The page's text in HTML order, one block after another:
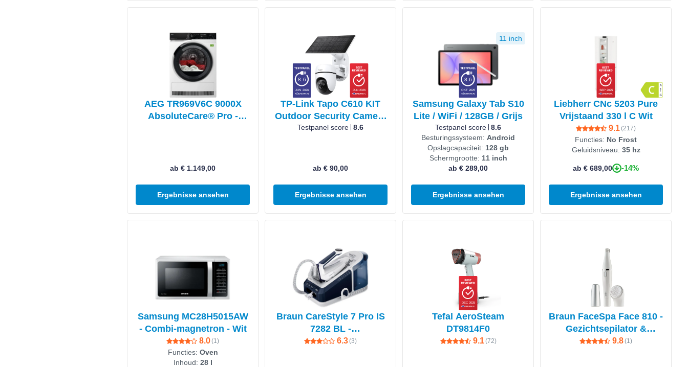
AEG TR969V6C 9000X
AbsoluteCare® Pro -
ab € 1.149,00
Ergebnisse ansehen
8.6
JUN 2026 JUN 2026
TP-Link Tapo C610 KIT
Outdoor Security Camera
- 2K 3MP - Wireless - IP65
Testpanel score 8.6
ab € 90,00
Ergebnisse ansehen
11 inch
8.6
OKT 2025
Samsung Galaxy Tab S10
Lite / WiFi / 128GB / Grijs
Testpanel score 8.6
Besturingssysteem: Android
Opslagcapaciteit: 128 gb
Schermgrootte: 11 inch
ab € 289,00
Ergebnisse ansehen
SEP 2025
Liebherr CNc 5203 Pure
Vrijstaand 330 l C Wit
9.1(217)
Functies: No Frost
Geluidsniveau: 35 hz
ab € 689,00 -14%
Ergebnisse ansehen
Samsung MC28H5015AW
- Combi-magnetron - Wit
8.0(1 )
Functies: Oven
Inhoud: 28 l
Braun CareStyle 7 Pro IS
7282 BL -
Stoomgenerator - Blauw
6.3(3)
DEC 2025
Tefal AeroSteam
DT9814F0
9.1(72)
Braun FaceSpa Face 810 -
Gezichtsepilator &
Reinigingsborstel - Wit
9.8(1 )